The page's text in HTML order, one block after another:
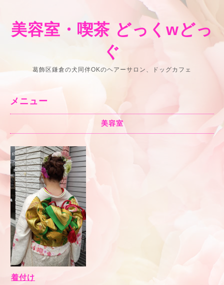
美容室・喫茶 どっくwどっ
ぐ
葛飾区鎌倉の犬同伴OKのヘアーサロン、ドッグカフェ
メニュー
美容室
着付け